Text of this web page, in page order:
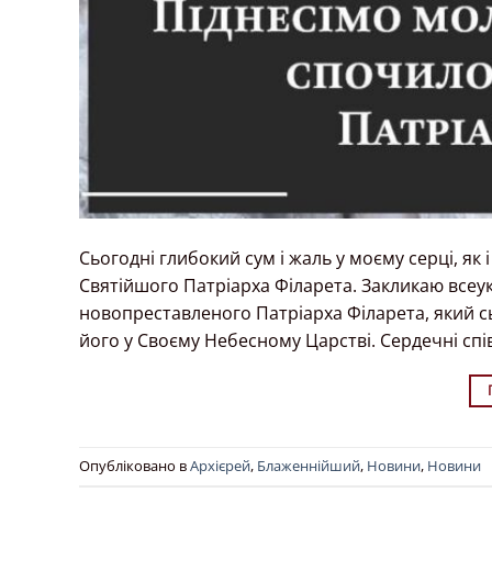
Сьогодні глибокий сум і жаль у моєму серці,
Святійшого Патріарха Філарета. Закликаю
новопреставленого Патріарха Філарета, який
його у Своєму Небесному Царстві. Сердечні
Опубліковано вАрхієрей, Блаженнійший, Новини, Новини